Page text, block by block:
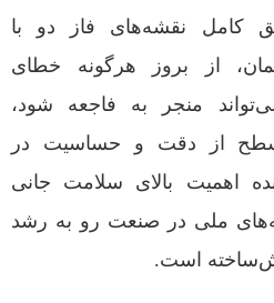
کامل نقشه‌های فاز دو با
از بروز هرگونه خطای
منجر به فاجعه شود،
سطح از دقت و حساسیت در
اهمیت بالای سلامت جانی
ملی در صنعت رو به رشد
است.